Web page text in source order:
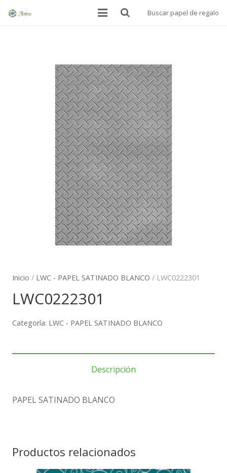
PAPEL ALIMENTARIO
MANTELES SOBREMESA
PAPEL DE REGALO
DONDE ESTAMOS
Buscar papel de regalo
Inicio / LWC - PAPEL SATINADO BLANCO / LWC0222301
LWC0222301
Categoría: LWC - PAPEL SATINADO BLANCO
Descripción
PAPEL SATINADO BLANCO
Productos relacionados